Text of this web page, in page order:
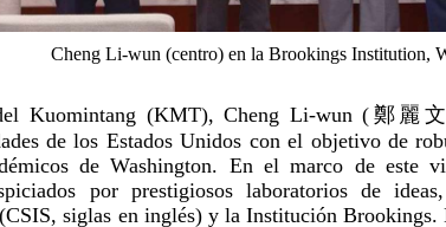
Cheng Li-wun (centro) en la Brookings Institution,
Kuomintang (KMT), Cheng Li-wun (鄭麗
de los Estados Unidos con el objetivo de
de Washington. En el marco de este
por prestigiosos laboratorios de
siglas en inglés) y la Institución